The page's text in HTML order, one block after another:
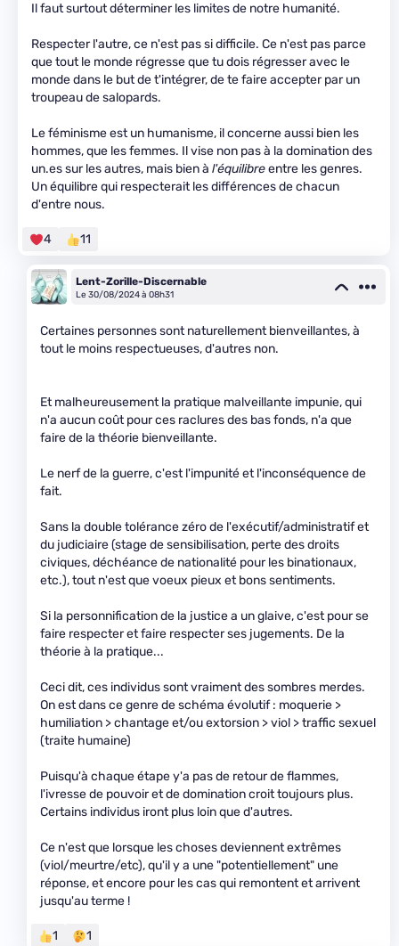
Il faut surtout déterminer les limites de notre humanité.
Respecter l'autre, ce n'est pas si difficile. Ce n'est pas parce
que tout le monde régresse que tu dois régresser avec le
monde dans le but de t'intégrer, de te faire accepter par un
troupeau de salopards.
Le féminisme est un humanisme, il concerne aussi bien les
hommes, que les femmes. Il vise non pas à la domination des
un.es sur les autres, mais bien à l'équilibreentre les genres.
Un équilibre qui respecterait les différences de chacun
d'entre nous.
4 11
Lent-Zorille-Discernable
Le 30/08/2024 à 08h31
Certaines personnes sont naturellement bienveillantes, à
tout le moins respectueuses, d'autres non.
Et malheureusement la pratique malveillante impunie, qui
n'a aucun coût pour ces raclures des bas fonds, n'a que
faire de la théorie bienveillante.
Le nerf de la guerre, c'est l'impunité et l'inconséquence de
fait.
Sans la double tolérance zéro de l'exécutif/administratif et
du judiciaire (stage de sensibilisation, perte des droits
civiques, déchéance de nationalité pour les binationaux,
etc.), tout n'est que voeux pieux et bons sentiments.
Si la personnification de la justice a un glaive, c'est pour se
faire respecter et faire respecter ses jugements. De la
théorie à la pratique...
Ceci dit, ces individus sont vraiment des sombres merdes.
On est dans ce genre de schéma évolutif : moquerie >
humiliation > chantage et/ou extorsion > viol > traffic sexuel
(traite humaine)
Puisqu'à chaque étape y'a pas de retour de flammes,
l'ivresse de pouvoir et de domination croit toujours plus.
Certains individus iront plus loin que d'autres.
Ce n'est que lorsque les choses deviennent extrêmes
(viol/meurtre/etc), qu'il y a une "potentiellement" une
réponse, et encore pour les cas qui remontent et arrivent
jusqu'au terme !
1 1